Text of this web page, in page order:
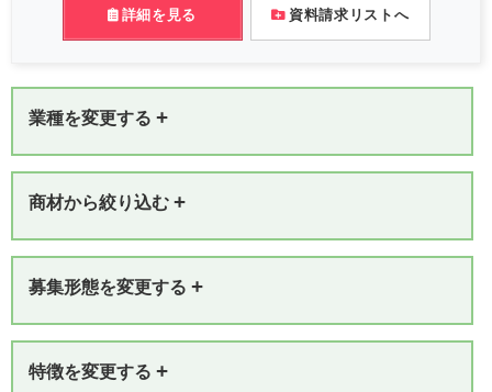
詳細を見る 資料請求リストへ
業種を変更する +
商材から絞り込む +
募集形態を変更する +
特徴を変更する +